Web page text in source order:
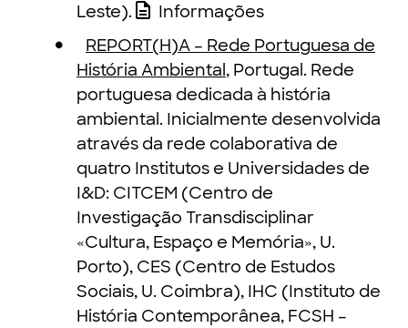
Leste).
Informações
REPORT(H)A – Rede Portuguesa de
História Ambiental, Portugal. Rede
portuguesa dedicada à história
ambiental. Inicialmente desenvolvida
através da rede colaborativa de
quatro Institutos e Universidades de
I&D: CITCEM (Centro de
Investigação Transdisciplinar
«Cultura, Espaço e Memória», U.
Porto), CES (Centro de Estudos
Sociais, U. Coimbra), IHC (Instituto de
História Contemporânea, FCSH –